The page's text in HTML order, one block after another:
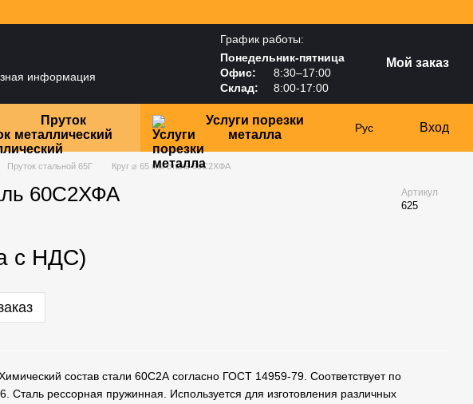
информация
График работы:
Понедельник-пятница
Офис:
8:30–17:00
Склад:
8:00-17:00
Мой заказ
Пруток
металлический
Услуги порезки
металла
Рус Вход
Пруток стальной 65Г Круг ⌀ 65 мм сталь 60С2ХФА
60С2ХФА Артикул
625
с НДС)
состав стали 60С2А согласно ГОСТ 14959-79. Соответствует по
Сталь рессорная пружинная. Используется для изготовления различных